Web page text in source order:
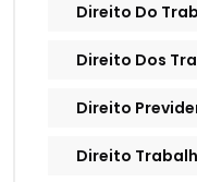
Direito Do
Direito Dos
Direito
Direito